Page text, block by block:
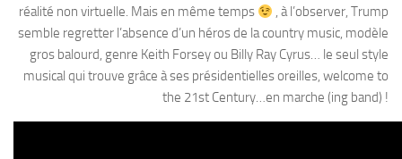
réalité non virtuelle. Mais en même temps
, à l’observer, Trump
semble regretter l’absence d’un héros de la country music, modèle
gros balourd, genre Keith Forsey ou Billy Ray Cyrus… le seul style
musical qui trouve grâce à ses présidentielles oreilles, welcome to
the 21st Century…en marche (ing band) !